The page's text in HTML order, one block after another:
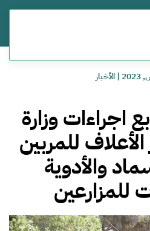
|الأخبار
اجراءات وزارة
الأعلاف للمربين
والأدوية
للمزارعين